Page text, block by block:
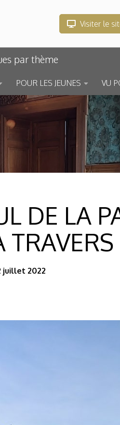
Visiter le
par thème
POUR LES JEUNES VU
DE LA
juillet 2022